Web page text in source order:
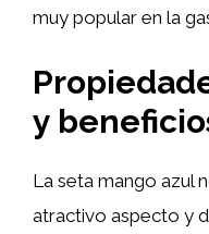
muy popular en la
y
La seta mango azul
atractivo aspecto y